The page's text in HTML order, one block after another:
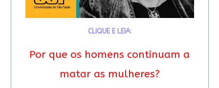
CLIQUE E LEIA:
Por que os homens continuam a
matar as mulheres?